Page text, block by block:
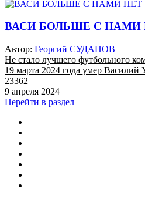
ВАСИ БОЛЬШЕ С НАМИ
Автор: Георгий СУДАНОВ
Не стало лучшего футбольного
19 марта 2024 года умер Василий
23362
9 апреля 2024
Перейти в раздел